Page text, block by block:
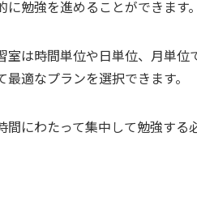
に勉強を進めることができます。
室は時間単位や日単位、月単
最適なプランを選択できます。
間にわたって集中して勉強す